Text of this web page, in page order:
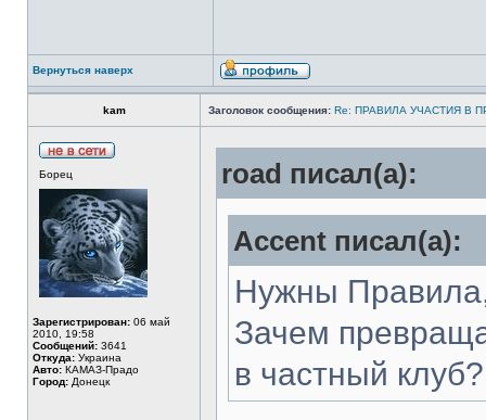
Вернуться наверх
kam Заголовок сообщения: Re: ПРАВИЛА УЧАСТИЯ В
Борец
Зарегистрирован: 06 май
2010, 19:58
Сообщений: 3641
Откуда: Украина
Авто: КАМАЗ-Прадо
Город: Донецк
road писал(а):
Accent писал(а):
Нужны
Зачем
в частный клуб?